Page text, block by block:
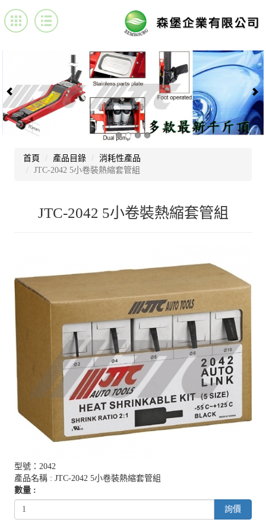
首頁 產品目錄
消耗性產品
JTC-2042 5小卷裝熱縮套管組
JTC-2042 5小卷裝熱縮套管組
型號：2042
產品名稱 : JTC-2042 5小卷裝熱縮套管組
數量 :
詢價